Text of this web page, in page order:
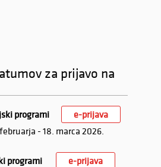
za prijavo na
programi
e-prijava
- 18. marca 2026.
programi
e-prijava